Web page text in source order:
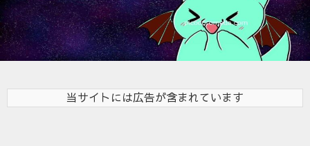
当サイトには広告が含まれています